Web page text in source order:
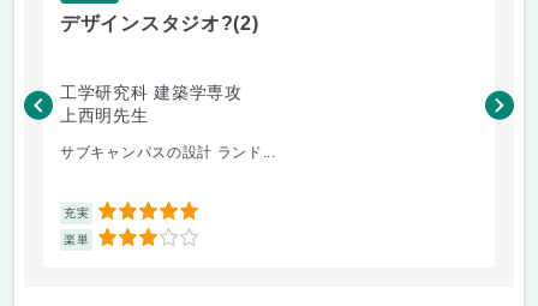
デザインスタジオ?(2)
工学研究科 建築学専攻
上西明先生
サブキャンパスの設計 ランド...
充実 5
楽単 3
こ